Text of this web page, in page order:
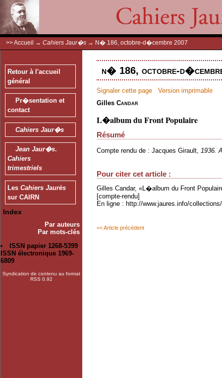
>>Accueil → Cahiers Jaur�s → N� 186, octobre-d�cembre 2007
Retour à l'accueil
général
Pr�sentation et
contact
Cahiers Jaur�s
Jean Jaur�s.
Cahiers
trimestriels
Les Cahiers Jaurès
sur CAIRN
Index
Par auteurs
Par mots-clés
ISSN papier 1268-5399
ISSN électronique 1969-
6809
Syndication de contenu au format
RSS 0.92
n� 186, octobre-
Signaler cette page
Version imprimable
Gilles Candar
L�album du Front Populaire
Résumé
Compte rendu de : Jacques Girault, 1936.
Pour citer cet article :
Gilles Candar, «L�album du Front
[compte-rendu]
En ligne : http://www.jaures.info/
<< Article précédent